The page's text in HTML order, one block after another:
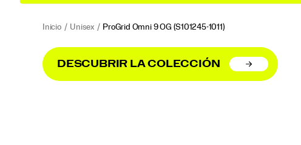
Inicio Unisex ProGrid Omni 9 OG (S101245-1011)
DESCUBRIR LA COLECCIÓN